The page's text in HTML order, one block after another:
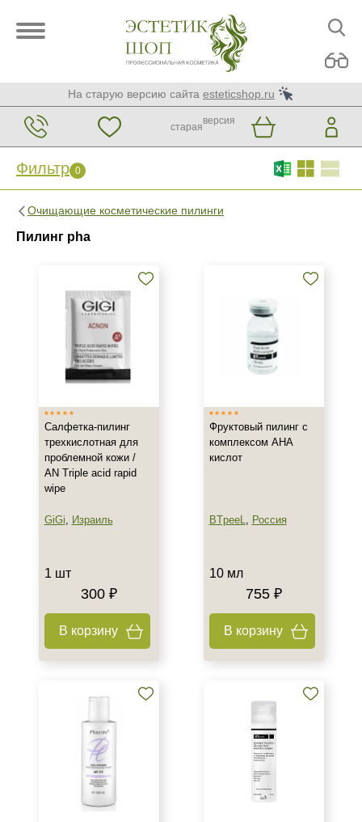
На старую версию сайта esteticshop.ru
старая
версия
Фильтр 0
Очищающие косметические пилинги
Пилинг pha
Фильтр 0
Израиль
Россия
Тип товара
Гель
Набор
Пилинг
Тип пилинга
Молочный
Класс косметики
Восстановление
Осветление
Салфетка-пилинг
трехкислотная для
проблемной кожи /
AN Triple acid rapid
wipe
GiGi, Израиль
1 шт
300 ₽
В корзину
Фруктовый пилинг с
комплексом AHA
кислот
BTpeeL, Россия
10 мл
755 ₽
В корзину